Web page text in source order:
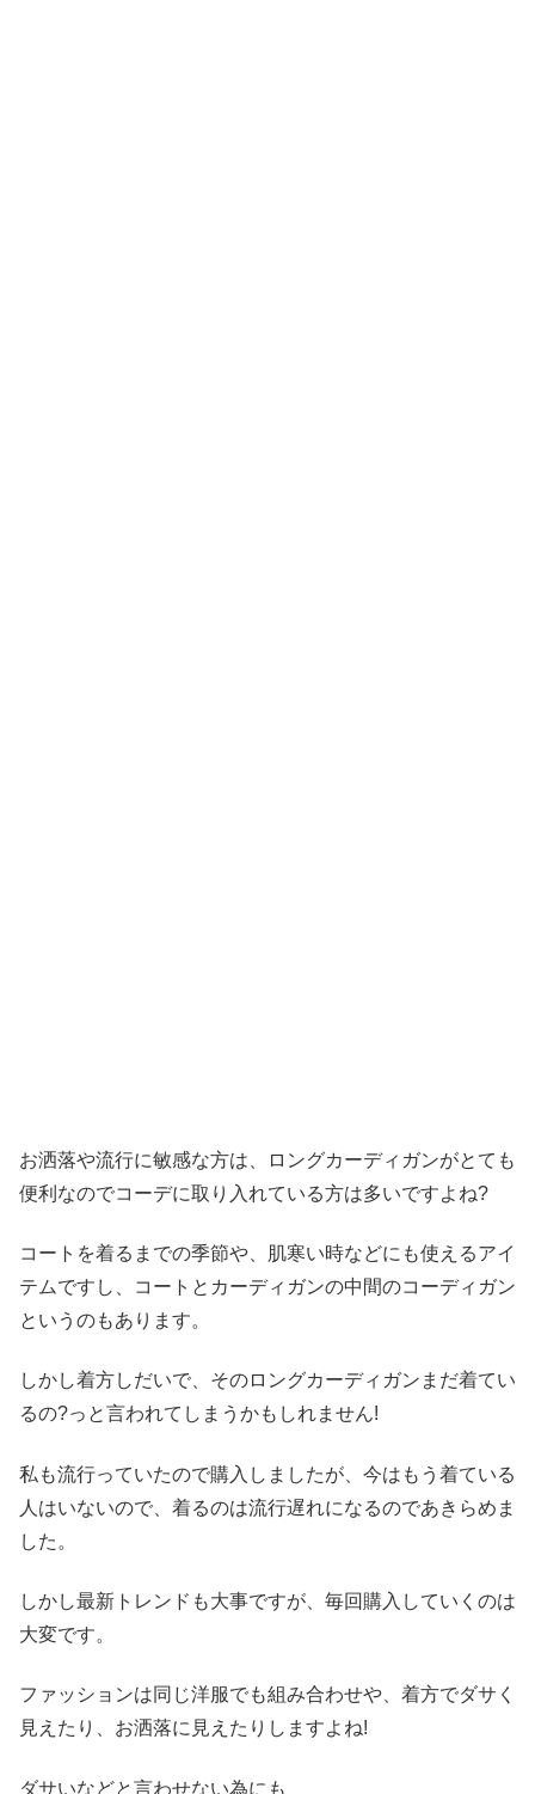
お洒落や流行に敏感な方は、ロングカーディガンがとても
便利なのでコーデに取り入れている方は多いですよね?
コートを着るまでの季節や、肌寒い時などにも使えるアイ
テムですし、コートとカーディガンの中間のコーディガン
というのもあります。
しかし着方しだいで、 そのロングカーディガンまだ着てい
るの?っと言われてしまうかもしれません!
私も流行っていたので購入しましたが、今はもう着ている
人はいないので、着るのは流行遅れになるのであきらめま
した。
しかし最新トレンドも大事ですが、毎回購入していくのは
大変です。
ファッションは同じ洋服でも組み合わせや、着方でダサく
見えたり、お洒落に見えたりしますよね!
ダサいなどと言わせない為にも